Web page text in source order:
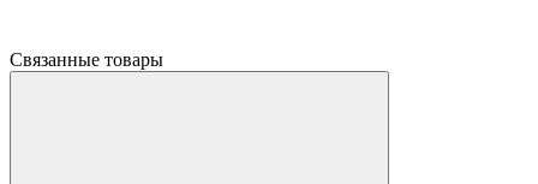
Связанные товары